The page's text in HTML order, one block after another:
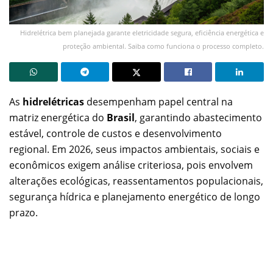
Hidrelétrica bem planejada garante eletricidade segura, eficiência energética e
proteção ambiental. Saiba como funciona o processo completo.
As hidrelétricas desempenham papel central na
matriz energética do Brasil, garantindo abastecimento
estável, controle de custos e desenvolvimento
regional. Em 2026, seus impactos ambientais, sociais e
econômicos exigem análise criteriosa, pois envolvem
alterações ecológicas, reassentamentos populacionais,
segurança hídrica e planejamento energético de longo
prazo.